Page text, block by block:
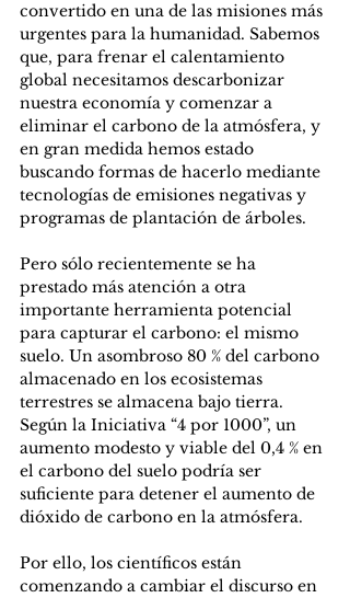
convertido en una de las misiones más
urgentes para la humanidad. Sabemos
que, para frenar el calentamiento
global necesitamos descarbonizar
nuestra economía y comenzar a
eliminar el carbono de la atmósfera, y
en gran medida hemos estado
buscando formas de hacerlo mediante
tecnologías de emisiones negativas y
programas de plantación de árboles.
Pero sólo recientemente se ha
prestado más atención a otra
importante herramienta potencial
para capturar el carbono: el mismo
suelo. Un asombroso 80 % del carbono
almacenado en los ecosistemas
terrestres se almacena bajo tierra.
Según la Iniciativa “4 por 1000”, un
aumento modesto y viable del 0,4 % en
el carbono del suelo podría ser
suficiente para detener el aumento de
dióxido de carbono en la atmósfera.
Por ello, los científicos están
comenzando a cambiar el discurso en